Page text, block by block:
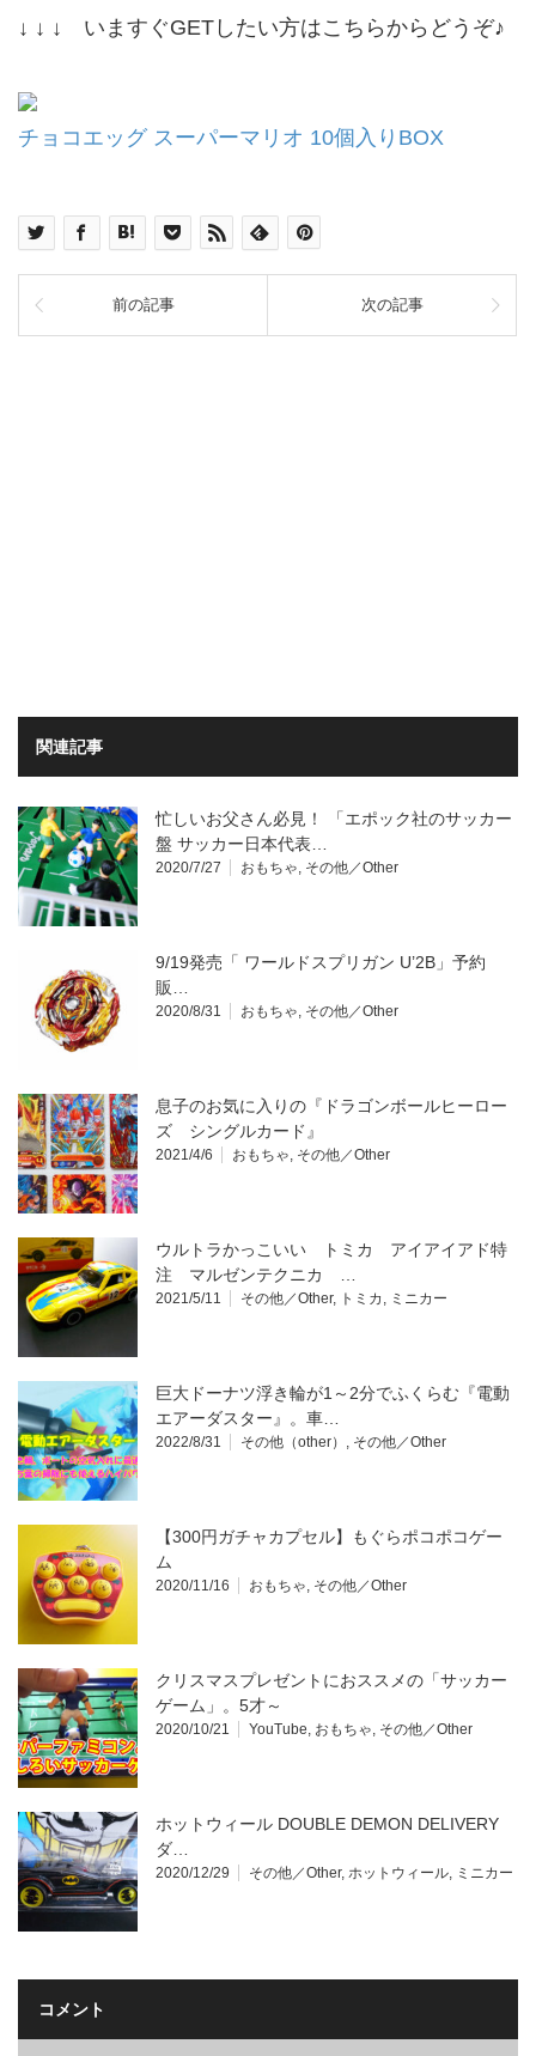
↓ ↓ ↓ いますぐGETしたい方はこちらからどうぞ♪
チョコエッグ スーパーマリオ 10個入りBOX
前の記事 次の記事
関連記事
忙しいお父さん必見！ 「エポック社のサッカー
盤 サッカー日本代表…
2020/7/27 おもちゃ, その他／Other
9/19発売「 ワールドスプリガン U’2B」予約
販…
2020/8/31 おもちゃ, その他／Other
息子のお気に入りの『ドラゴンボールヒーロー
ズ シングルカード』
2021/4/6 おもちゃ, その他／Other
ウルトラかっこいい トミカ アイアイアド特
注 マルゼンテクニカ …
2021/5/11 その他／Other, トミカ , ミニカー
巨大ドーナツ浮き輪が1～2分でふくらむ『電動
エアーダスター』。車…
2022/8/31 その他（other） , その他／Other
【300円ガチャカプセル】もぐらポコポコゲー
ム
2020/11/16 おもちゃ, その他／Other
クリスマスプレゼントにおススメの「サッカー
ゲーム」。5才～
2020/10/21 YouTube, おもちゃ, その他／Other
ホットウィール DOUBLE DEMON DELIVERY
ダ…
2020/12/29 その他／Other, ホットウィール, ミニカー
コメント